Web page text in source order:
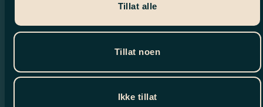
Tillat alle
Tillat noen
Ikke tillat
varianter.
på